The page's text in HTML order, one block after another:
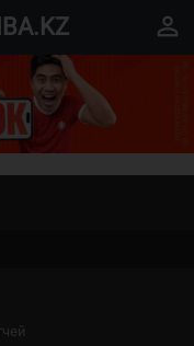
perm_identity